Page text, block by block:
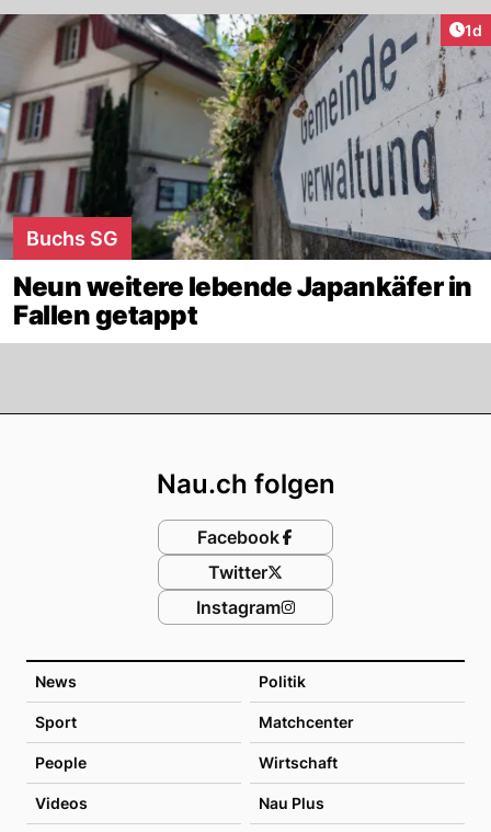
1d
Buchs SG
Neun weitere lebende Japankäfer in
Fallen getappt
News Politik
Sport Matchcenter
People Wirtschaft
Videos Nau Plus
Nau.ch folgen
Facebook
Twitter
Instagram